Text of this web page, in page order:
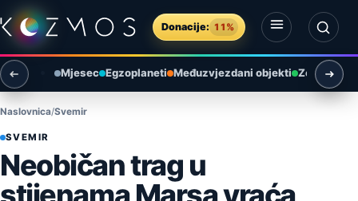
Preskoči na sadržaj
Donacije: 11%
Otvori izbornik
Otvori pretragu
Mjesec Egzoplaneti Međuzvjezdani objekti Zemlja i
Naslovnica Svemir
SVEMIR
Neobičan trag u